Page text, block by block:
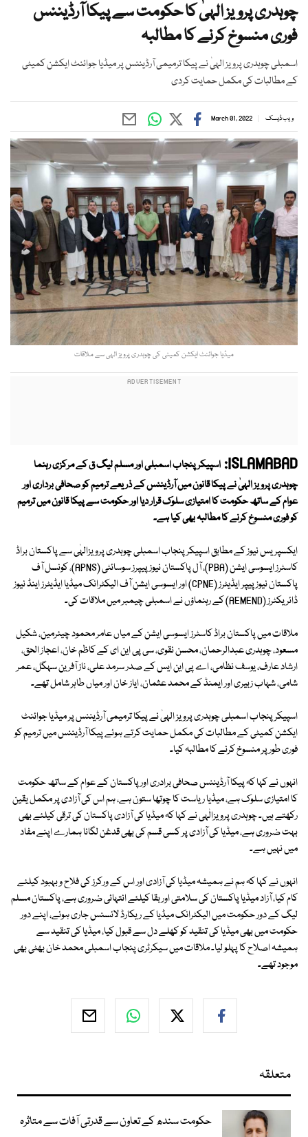
چوہدری پرویز الہیٰ کا حکومت سے پیکا آرڈیننس
فوری منسوخ کرنے کا مطالبہ
اسمبلی چوہدری پرویز الہیٰ نے پیکا ترمیمی آرڈیننس پر میڈیا جوائنٹ ایکشن کمیٹی
کے مطالبات کی مکمل حمایت کردی
ویب ڈیسک March 01, 2022
میڈیا جوائنٹ ایکشن کمیٹی کی چوہدری پرویز الہی سے ملاقات
ISLAMABAD: اسپیکر پنجاب اسمبلی اور مسلم لیگ ق کے مرکزی رہنما
چوہدری پرویز الہیٰ نے پیکا قانون میں آرڈیننس کے ذریعے ترمیم کو صحافی برداری اور
عوام کے ساتھ حکومت کا امتیازی سلوک قرار دیا اور حکومت سے پیکا قانون میں ترمیم
کو فوری منسوخ کرنے کا مطالبہ بھی کیا ہے۔
ایکسپریس نیوز کے مطابق اسپیکر پنجاب اسمبلی چوہدری پرویزالہٰی سے پاکستان براڈ
کاسٹرز ایسوسی ایشن (PBA)، آل پاکستان نیوز پیپرز سوسائٹی (APNS)، کونسل آف
پاکستان نیوز پیپر ایڈیٹرز (CPNE) اور ایسوسی ایشن آف الیکٹرانک میڈیا ایڈیٹرز اینڈ نیوز
ڈائریکٹرز (AEMEND) کے رہنماؤں نے اسمبلی چیمبر میں ملاقات کی۔
ملاقات میں پاکستان براڈ کاسٹرز ایسوسی ایشن کے میاں عامر محمود چیئرمین، شکیل
مسعود، چوہدری عبدالرحمان، محسن نقوی، سی پی این ای کے کاظم خان، اعجاز الحق،
ارشاد عارف، یوسف نظامی، اے پی این ایس کے صدر سرمد علی، ناز آفرین سہگل، عمر
شامی، شہاب زبیری اور ایمنڈ کے محمد عثمان، ایاز خان اور میاں طاہر شامل تھے۔
اسپیکر پنجاب اسمبلی چوہدری پرویز الہیٰ نے پیکا ترمیمی آرڈیننس پر میڈیا جوائنٹ
ایکشن کمیٹی کے مطالبات کی مکمل حمایت کرتے ہوئے پیکا آرڈیننس میں ترمیم کو
فوری طور پر منسوخ کرنے کا مطالبہ کیا۔
انہوں نے کہا کہ پیکا آرڈیننس صحافی برادری اور پاکستان کے عوام کے ساتھ حکومت
کا امتیازی سلوک ہے، میڈیا ریاست کا چوتھا ستون ہے، ہم اس کی آزادی پر مکمل یقین
رکھتے ہیں۔ چوہدری پرویزالٰہی نے کہا کہ میڈیا کی آزادی پاکستان کی ترقی کیلئے بھی
بہت ضروری ہے، میڈیا کی آزادی پر کسی قسم کی بھی قدغن لگانا ہمارے اپنے مفاد
میں نہیں ہے۔
انہوں نے کہا کہ ہم نے ہمیشہ میڈیا کی آزادی اور اس کے ورکرز کی فلاح و بہبود کیلئے
کام کیا، آزاد میڈیا پاکستان کی سلامتی اور بقا کیلئے انتہائی ضروری ہے، پاکستان مسلم
لیگ کے دور حکومت میں الیکٹرانک میڈیا کے ریکارڈ لائسنس جاری ہوئے، اپنے دور
حکومت میں بھی میڈیا کی تنقید کو کھلے دل سے قبول کیا، میڈیا کی تنقید سے
ہمیشہ اصلاح کا پہلو لیا۔ ملاقات میں سیکرٹری پنجاب اسمبلی محمد خان بھٹی بھی
موجود تھے۔
متعلقہ
حکومت سندھ کے تعاون سے قدرتی آفات سے متاثرہ